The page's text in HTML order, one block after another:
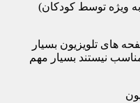
ویژه توسط کودکان)
های تلویزیون بسیار
نیستند بسیار مهم